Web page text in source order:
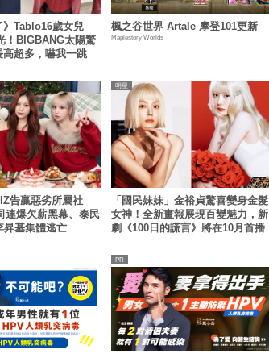
》Tablo16歲女兒
！BIGBANG太陽驚
超多，嚇我一跳
楓之谷世界 Artale 摩登101更新
Maplestory Worlds
告贏惡劣所屬社
連爆欠薪黑幕、泰民
昇基集體逃亡
「國民妹妹」金裕貞驚喜變身金髮
女神！全新畫報展現百變魅力，新
劇《100日的謊言》將在10月首播
明星